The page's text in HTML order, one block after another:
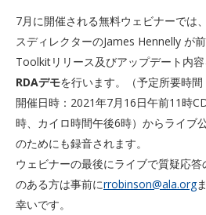
7月に開催される無料ウェビナーでは
スディレクターのJames Hennelly が
Toolkitリリース及びアップデート内容
RDAデモを行います。（予定所要時間
開催日時：2021年7月16日午前11時
時、カイロ時間午後6時）からライブ
のためにも録音されます。
ウェビナーの最後にライブで質疑応
のある方は事前にrrobinson@ala.org
幸いです。